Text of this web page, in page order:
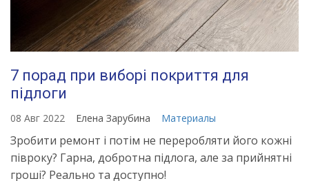
7 порад при виборі покриття для
підлоги
08 Авг 2022 Елена Зарубина Материалы
Зробити ремонт і потім не переробляти його кожні
півроку? Гарна, добротна підлога, але за прийнятні
гроші? Реально та доступно!